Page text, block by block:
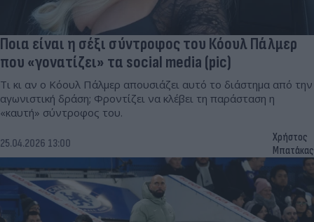
Ποια είναι η σέξι σύντροφος του Κόουλ Πάλμερ
που «γονατίζει» τα social media (pic)
Τι κι αν ο Κόουλ Πάλμερ απουσιάζει αυτό το διάστημα από την
αγωνιστική δράση; Φροντίζει να κλέβει τη παράσταση η
«καυτή» σύντροφος του.
25.04.2026 13:00
Χρήστος
Μπατάκας